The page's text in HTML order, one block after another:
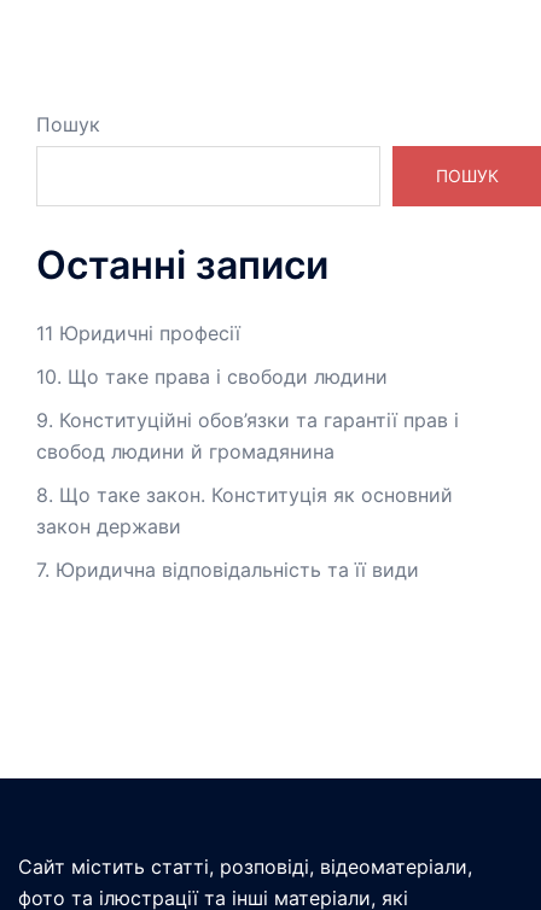
Пошук
ПОШУК
Останні записи
11 Юридичні професії
10. Що таке права і свободи людини
9. Конституційні обов’язки та гарантії прав і
свобод людини й громадянина
8. Що таке закон. Конституція як основний
закон держави
7. Юридична відповідальність та її види
Сайт містить статті, розповіді, відеоматеріали,
фото та ілюстрації та інші матеріали, які